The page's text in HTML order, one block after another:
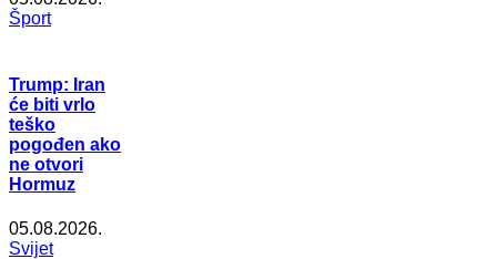
Šport
Trump: Iran
će biti vrlo
teško
pogođen ako
ne otvori
Hormuz
05.08.2026.
Svijet